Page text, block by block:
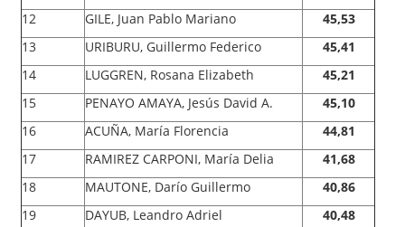
12
GILE, Juan Pablo Mariano
45,53
13
URIBURU, Guillermo Federico
45,41
14
LUGGREN, Rosana Elizabeth
45,21
15
PENAYO AMAYA, Jesús David A.
45,10
16
ACUÑA, María Florencia
44,81
17
RAMIREZ CARPONI, María Delia
41,68
18
MAUTONE, Darío Guillermo
40,86
19
DAYUB, Leandro Adriel
40,48